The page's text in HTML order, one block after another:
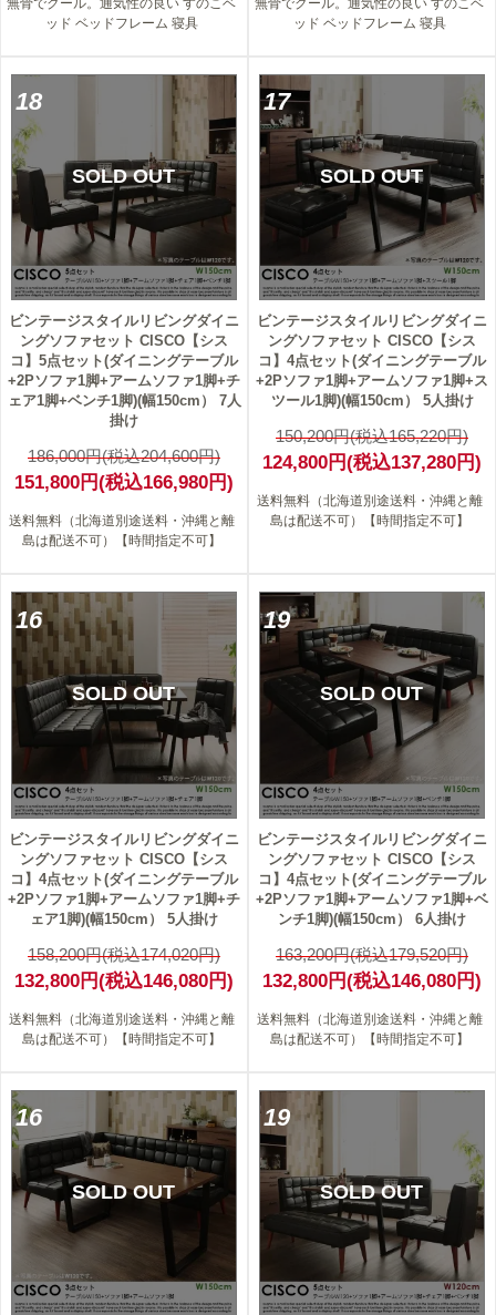
ッド ベッドフレーム 寝具
ッド ベッドフレーム 寝具
18
SOLD OUT
ビンテージスタイルリビングダイニ
ングソファセット CISCO【シス
コ】5点セット(ダイニングテーブル
+2Pソファ1脚+アームソファ1脚+チ
ェア1脚+ベンチ1脚)(幅150cm） 7人
掛け
186,000円(税込204,600円)
151,800円(税込166,980円)
送料無料（北海道別途送料・沖縄と離
島は配送不可）【時間指定不可】
17
SOLD OUT
ビンテージスタイルリビングダイニ
ングソファセット CISCO【シス
コ】4点セット(ダイニングテーブル
+2Pソファ1脚+アームソファ1脚+ス
ツール1脚)(幅150cm） 5人掛け
150,200円(税込165,220円)
124,800円(税込137,280円)
送料無料（北海道別途送料・沖縄と離
島は配送不可）【時間指定不可】
16
SOLD OUT
ビンテージスタイルリビングダイニ
ングソファセット CISCO【シス
コ】4点セット(ダイニングテーブル
+2Pソファ1脚+アームソファ1脚+チ
ェア1脚)(幅150cm） 5人掛け
158,200円(税込174,020円)
132,800円(税込146,080円)
送料無料（北海道別途送料・沖縄と離
島は配送不可）【時間指定不可】
19
SOLD OUT
ビンテージスタイルリビングダイニ
ングソファセット CISCO【シス
コ】4点セット(ダイニングテーブル
+2Pソファ1脚+アームソファ1脚+ベ
ンチ1脚)(幅150cm） 6人掛け
163,200円(税込179,520円)
132,800円(税込146,080円)
送料無料（北海道別途送料・沖縄と離
島は配送不可）【時間指定不可】
16
SOLD OUT
19
SOLD OUT